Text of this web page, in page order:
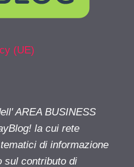
(UE)
AREA BUSINESS
la cui rete
di informazione
sul contributo di